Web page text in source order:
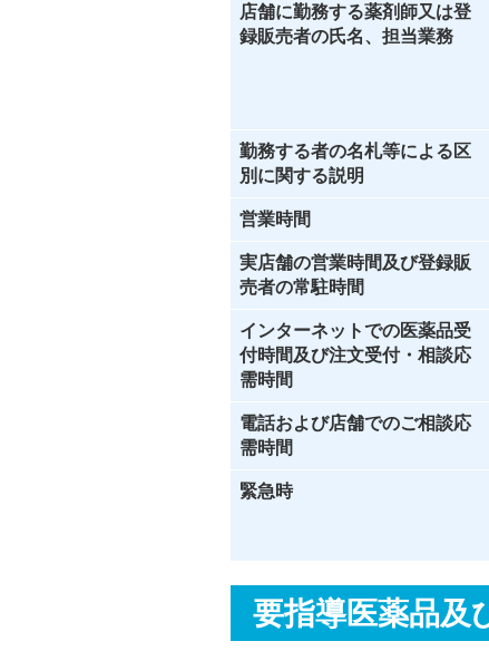
店舗に勤務する薬剤師又は登
録販売者の氏名、担当業務
勤務する者の名札等による区
別に関する説明
営業時間
実店舗の営業時間及び登録販
売者の常駐時間
インターネットでの医薬品受
付時間及び注文受付・相談応
需時間
電話および店舗でのご相談応
需時間
緊急時
要指導医薬品及